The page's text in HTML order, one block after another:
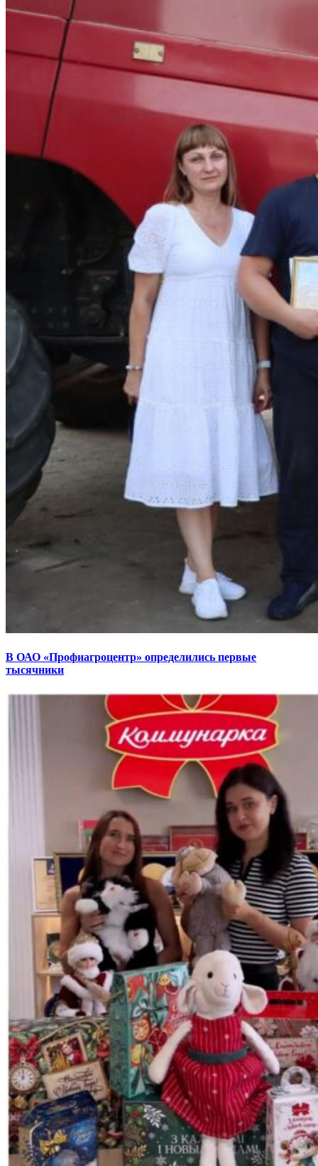
В ОАО «Профиагроцентр» определились первые
тысячники